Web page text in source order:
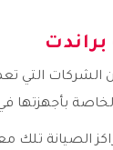
الشركات التي
الصيانة تلك